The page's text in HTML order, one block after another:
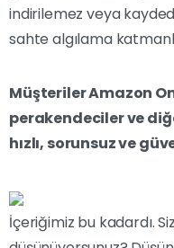
indirilemez veya
sahte algılama
Müşteriler Amazon
perakendeciler ve
hızlı, sorunsuz ve
İçeriğimiz bu kadardı.